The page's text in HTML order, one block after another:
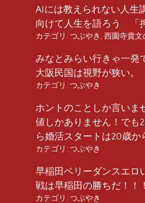
AIには教えられない人
向けて人生を語ろう 「
カテゴリ: つぶやき , 西園寺貴文
みなとみらい行きゃ一発
大阪民国は視野が狭い。
カテゴリ: つぶやき
ホントのことしか言いま
値しかありません！でも
ら婚活スタートは20歳か
カテゴリ: つぶやき
早稲田ベリーダンスエロ
戦は早稲田の勝ちだ！！
カテゴリ: つぶやき